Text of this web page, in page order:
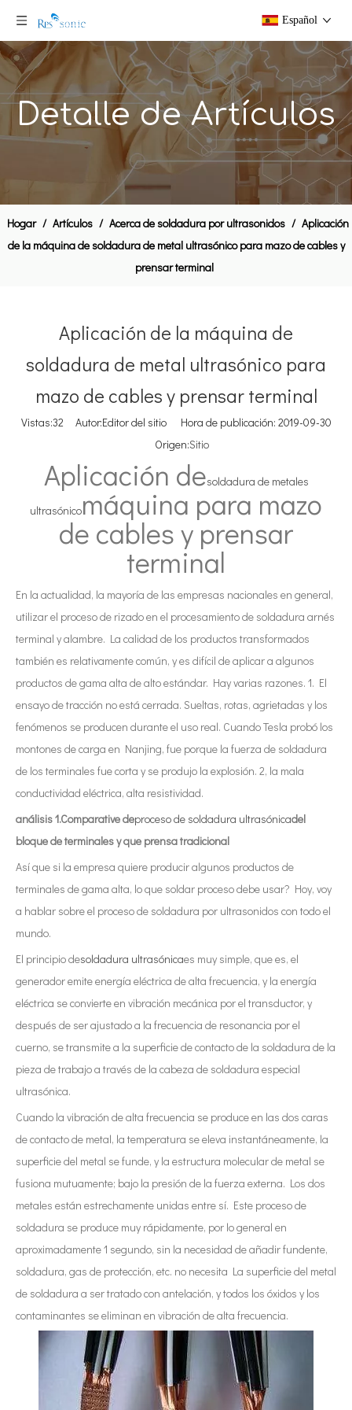
Español
Detalle de Artículos
Hogar / Artículos / Acerca de soldadura por ultrasonidos / Aplicación
de la máquina de soldadura de metal ultrasónico para mazo de cables y
prensar terminal
Aplicación de la máquina de
soldadura de metal ultrasónico para
mazo de cables y prensar terminal
Vistas:32 Autor:Editor del sitio Hora de publicación: 2019-09-30
Origen:Sitio
Aplicación desoldadura de metales
ultrasónicomáquina para mazo
de cables y prensar
terminal
En la actualidad, la mayoría de las empresas nacionales en general,
utilizar el proceso de rizado en el procesamiento de soldadura arnés
terminal y alambre. La calidad de los productos transformados
también es relativamente común, y es difícil de aplicar a algunos
productos de gama alta de alto estándar. Hay varias razones. 1. El
ensayo de tracción no está cerrada. Sueltas, rotas, agrietadas y los
fenómenos se producen durante el uso real. Cuando Tesla probó los
montones de carga en Nanjing, fue porque la fuerza de soldadura
de los terminales fue corta y se produjo la explosión. 2, la mala
conductividad eléctrica, alta resistividad.
análisis 1.Comparative deproceso de soldadura ultrasónicadel
bloque de terminales y que prensa tradicional
Así que si la empresa quiere producir algunos productos de
terminales de gama alta, lo que soldar proceso debe usar? Hoy, voy
a hablar sobre el proceso de soldadura por ultrasonidos con todo el
mundo.
El principio desoldadura ultrasónicaes muy simple, que es, el
generador emite energía eléctrica de alta frecuencia, y la energía
eléctrica se convierte en vibración mecánica por el transductor, y
después de ser ajustado a la frecuencia de resonancia por el
cuerno, se transmite a la superficie de contacto de la soldadura de la
pieza de trabajo a través de la cabeza de soldadura especial
ultrasónica.
Cuando la vibración de alta frecuencia se produce en las dos caras
de contacto de metal, la temperatura se eleva instantáneamente, la
superficie del metal se funde, y la estructura molecular de metal se
fusiona mutuamente; bajo la presión de la fuerza externa. Los dos
metales están estrechamente unidas entre sí. Este proceso de
soldadura se produce muy rápidamente, por lo general en
aproximadamente 1 segundo, sin la necesidad de añadir fundente,
soldadura, gas de protección, etc. no necesita La superficie del metal
de soldadura a ser tratado con antelación, y todos los óxidos y los
contaminantes se eliminan en vibración de alta frecuencia.